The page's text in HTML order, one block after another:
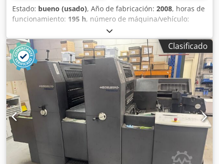
preajuste de cuchillo - Juegos de cuchillos, total: 2 - Mesas
de corte intercambiables (conjunto estándar): 7-18 -
Aspergar silicona Apilador para libros Kolbus (RIMA) XRS
130 Año de construcción: 2011 Descripción: - Apilador de
libros compensando - Salida a izquierda y derecha
Disponible opcionalmente: (no incluido en el precio)
Kolbus pegadora de tarjeta KK 841 - 2011 Kolbus estacion
para cola fria de lome - 2011 Descripción actualizada: 9-4-
2026
Estado: bueno (usado), Año de fabricación: 2008, horas de
funcionamiento: 195 h, número de máquina/vehículo:
, Tamaño 36 x 52 cm, sistema de humectación
Alcolor, sistema de refrigeración y recirculación
Technotrans, sistema de entintado Anicolor, enfriador
refrigerado por agua, todos los rodillos limpiadores,
sistema Autoplate, entrega a baja altura. Dcedpfjztap Nex
Aqgjk
Clasificado